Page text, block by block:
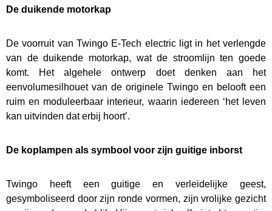
Tweedehands
Stock wagens
Rema
Carrosserie
Wie zijn we?
Nieuws
De duikende motorkap
De voorruit van Twingo E-Tech electric ligt in het verlengde
van de duikende motorkap, wat de stroomlijn ten goede
komt. Het algehele ontwerp doet denken aan het
eenvolumesilhouet van de originele Twingo en belooft een
ruim en moduleerbaar interieur, waarin iedereen ‘het leven
kan uitvinden dat erbij hoort’.
De koplampen als symbool voor zijn guitige inborst
Twingo heeft een guitige en verleidelijke geest,
gesymboliseerd door zijn ronde vormen, zijn vrolijke gezicht